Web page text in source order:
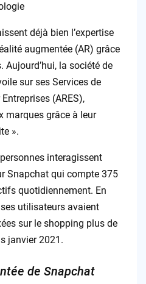
déjà bien l’expertise
augmentée (AR) grâce
Aujourd’hui, la société de
sur ses Services de
(ARES),
marques grâce à leur
».
interagissent
Snapchat qui compte 375
quotidiennement. En
utilisateurs avaient
sur le shopping plus de
janvier 2021.
de Snapchat